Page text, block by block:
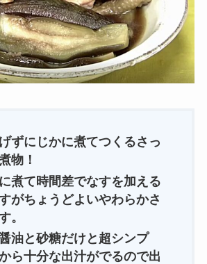
ずにじかに煮てつくるさっ
物！
煮て時間差でなすを加える
がちょうどよいやわらかさ
。
油と砂糖だけと超シンプ
ら十分な出汁がでるので出